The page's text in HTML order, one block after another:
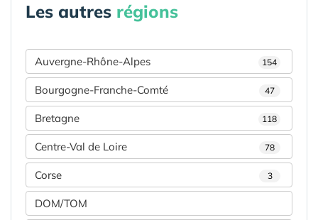
Les autres régions
Auvergne-Rhône-Alpes 154
Bourgogne-Franche-Comté 47
Bretagne 118
Centre-Val de Loire 78
Corse 3
DOM/TOM